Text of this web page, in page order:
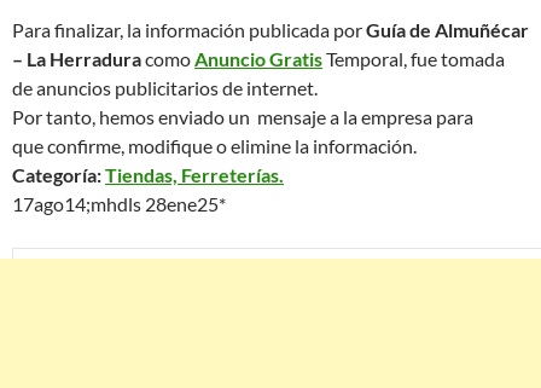
Para finalizar, la información publicada porGuía de Almuñécar
– La HerraduracomoAnuncio GratisTemporal, fue tomada
de anuncios publicitarios de internet.
Por tanto, hemos enviado un mensaje a la empresa para
que confirme, modifique o elimine la información.
Categoría:Tiendas, Ferreterías.
17ago14;mhdls 28ene25*